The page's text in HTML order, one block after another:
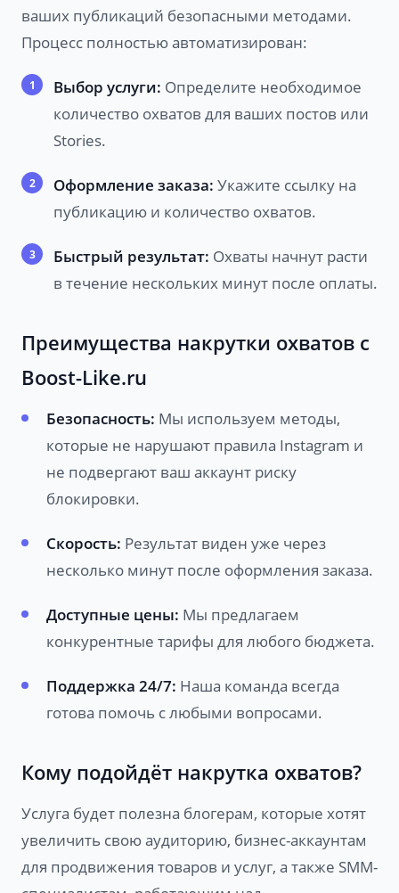
ваших публикаций безопасными методами.
Процесс полностью автоматизирован:
Выбор услуги: Определите необходимое
количество охватов для ваших постов или
Stories.
Оформление заказа: Укажите ссылку на
публикацию и количество охватов.
Быстрый результат: Охваты начнут расти
в течение нескольких минут после оплаты.
Преимущества накрутки охватов с
Boost-Like.ru
Безопасность: Мы используем методы,
которые не нарушают правила Instagram и
не подвергают ваш аккаунт риску
блокировки.
Скорость: Результат виден уже через
несколько минут после оформления заказа.
Доступные цены: Мы предлагаем
конкурентные тарифы для любого бюджета.
Поддержка 24/7: Наша команда всегда
готова помочь с любыми вопросами.
Кому подойдёт накрутка охватов?
Услуга будет полезна блогерам, которые хотят
увеличить свою аудиторию, бизнес-аккаунтам
для продвижения товаров и услуг, а также SMM-